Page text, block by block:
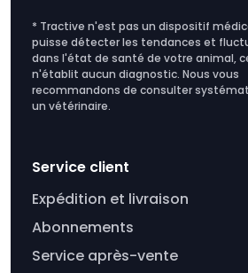
* Tractive n'est pas un dispositif
puisse détecter les tendances et
dans l'état de santé de votre animal,
n'établit aucun diagnostic. Nous vous
recommandons de consulter
un vétérinaire.
Service client
Expédition et livraison
Abonnements
Service après-vente